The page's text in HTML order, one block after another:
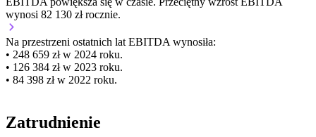
wynosi 82 130 zł rocznie.
Na przestrzeni ostatnich lat EBITDA wynosiła:
• 248 659 zł w 2024 roku.
• 126 384 zł w 2023 roku.
• 84 398 zł w 2022 roku.
Zatrudnienie